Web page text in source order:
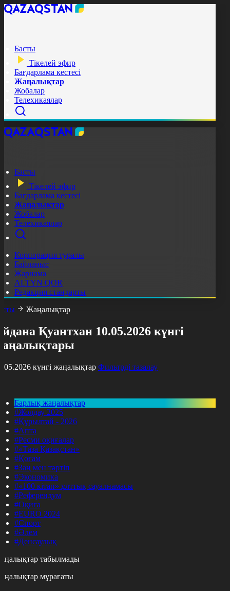
Басты
Тікелей эфир
Бағдарлама кестесі
Жаңалықтар
Жобалар
Телехикаялар
Басты
Тікелей эфир
Бағдарлама кестесі
Жаңалықтар
Жобалар
Телехикаялар
Корпорация туралы
Байланыс
Жарнама
ALTYN QOR
Редакция стандарты
Жаңалықтар
Қуантхан 10.05.2026 күнгі
күнгі жаңалықтар Фильтрді тазалау
Барлық жаңалықтар
#Жолдау 2025
#Құрылтай - 2026
#Апта
#Ресми оқиғалар
#«Таза Қазақстан»
#Қоғам
#Заң мен тәртіп
#Экономика
#«100 кітап» ұлттық сауалнамасы
#Референдум
#Оқиға
#EURO 2024
#Спорт
#Әлем
#Денсаулық
табылмады
мұрағаты